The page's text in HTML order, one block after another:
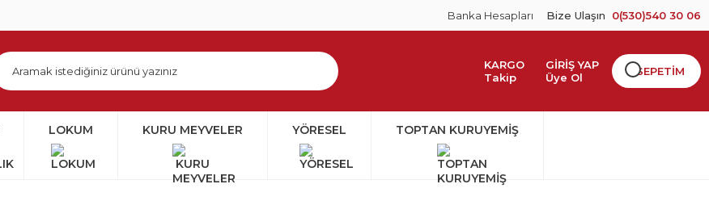
Banka Hesapları Bize Ulaşın 0(530)540 30 06
KARGO
Takip
GİRİŞ YAP
Üye Ol
SEPETİM
LOKUM KURU MEYVELER YÖRESEL TOPTAN KURUYEMİŞ